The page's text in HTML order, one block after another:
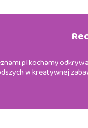
kochamy
w kreatywnej